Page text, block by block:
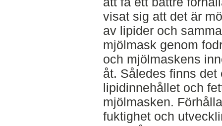
visat sig att det är
av lipider och
mjölmask genom
och mjölmaskens
åt. Således finns
lipidinnehållet och
mjölmasken.
fuktighet och